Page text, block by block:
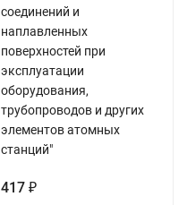
соединений и
наплавленных
поверхностей при
эксплуатации
оборудования,
трубопроводов и других
элементов атомных
станций"
417 ₽